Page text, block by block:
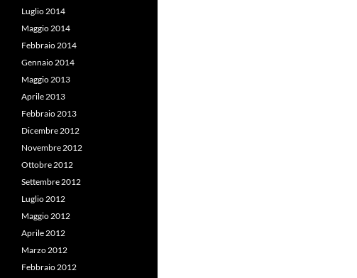
Luglio 2014
Maggio 2014
Febbraio 2014
Gennaio 2014
Maggio 2013
Aprile 2013
Febbraio 2013
Dicembre 2012
Novembre 2012
Ottobre 2012
Settembre 2012
Luglio 2012
Maggio 2012
Aprile 2012
Marzo 2012
Febbraio 2012